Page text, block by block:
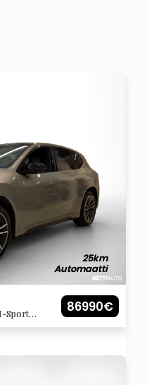
Automaatti
25km
86990€